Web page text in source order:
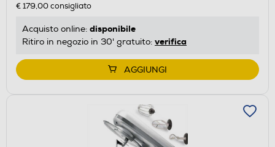
€ 179,00consigliato
Acquisto online: disponibile
Ritiro in negozio in 30' gratuito: verifica
AGGIUNGI